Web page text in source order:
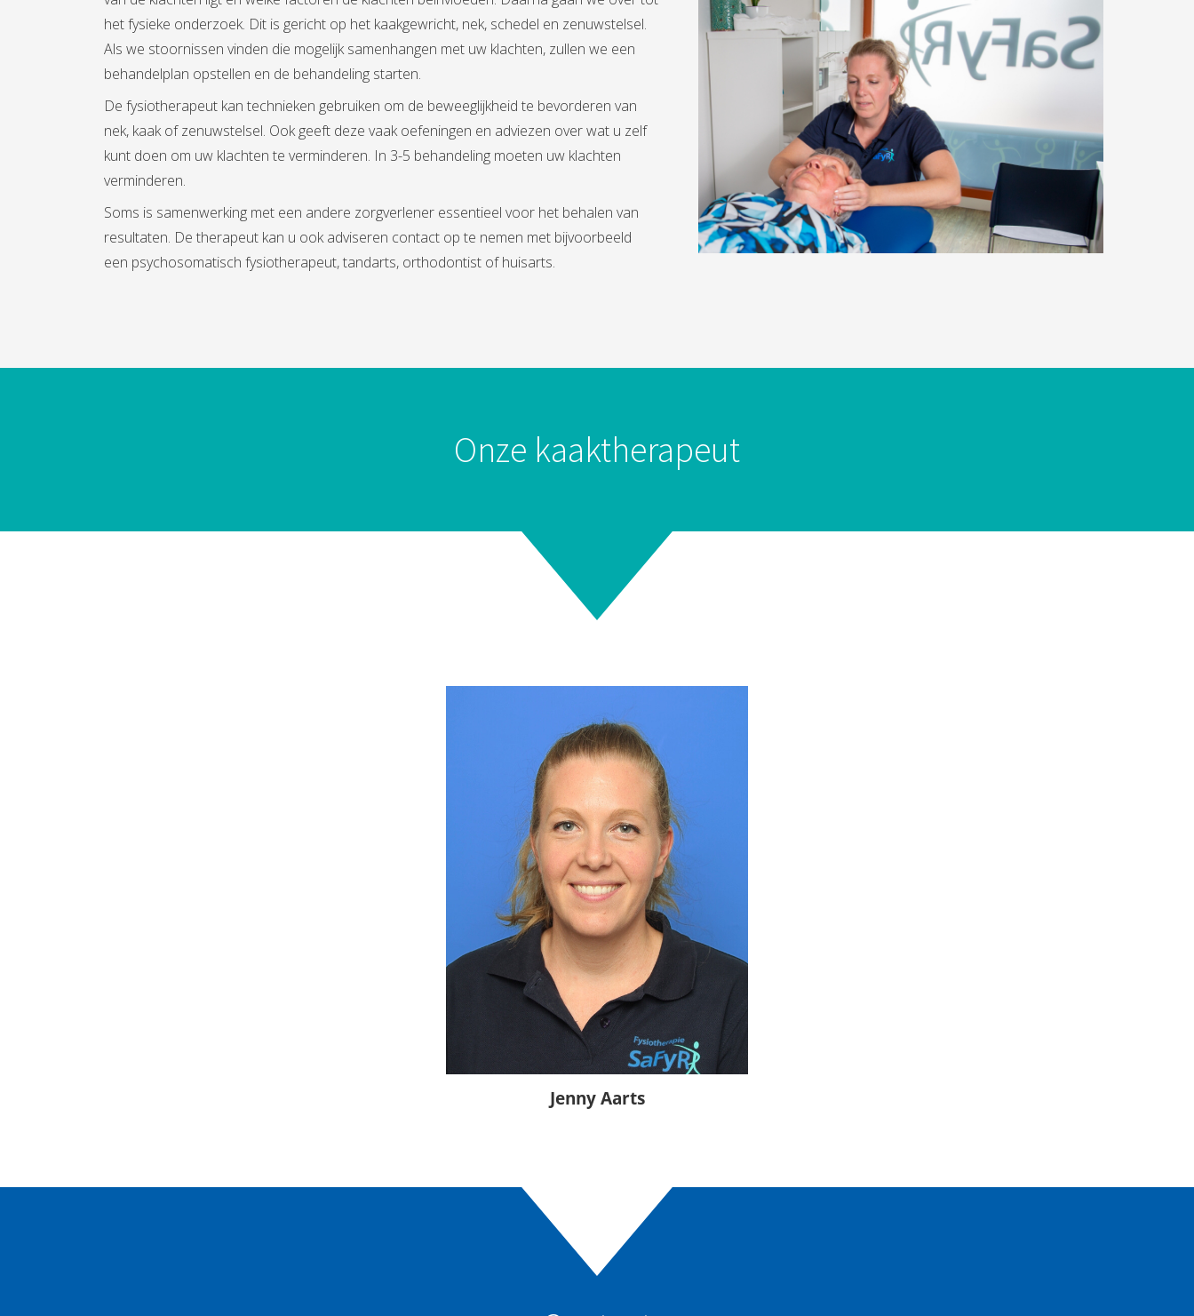
het fysieke onderzoek. Dit is gericht op het kaakgewricht, nek, schedel en zenuwstelsel.
Als we stoornissen vinden die mogelijk samenhangen met uw klachten, zullen we een
behandelplan opstellen en de behandeling starten.
De fysiotherapeut kan technieken gebruiken om de beweeglijkheid te bevorderen van
nek, kaak of zenuwstelsel. Ook geeft deze vaak oefeningen en adviezen over wat u zelf
kunt doen om uw klachten te verminderen. In 3-5 behandeling moeten uw klachten
verminderen.
Soms is samenwerking met een andere zorgverlener essentieel voor het behalen van
resultaten. De therapeut kan u ook adviseren contact op te nemen met bijvoorbeeld
een psychosomatisch fysiotherapeut, tandarts, orthodontist of huisarts.
Onze kaaktherapeut
Jenny Aarts